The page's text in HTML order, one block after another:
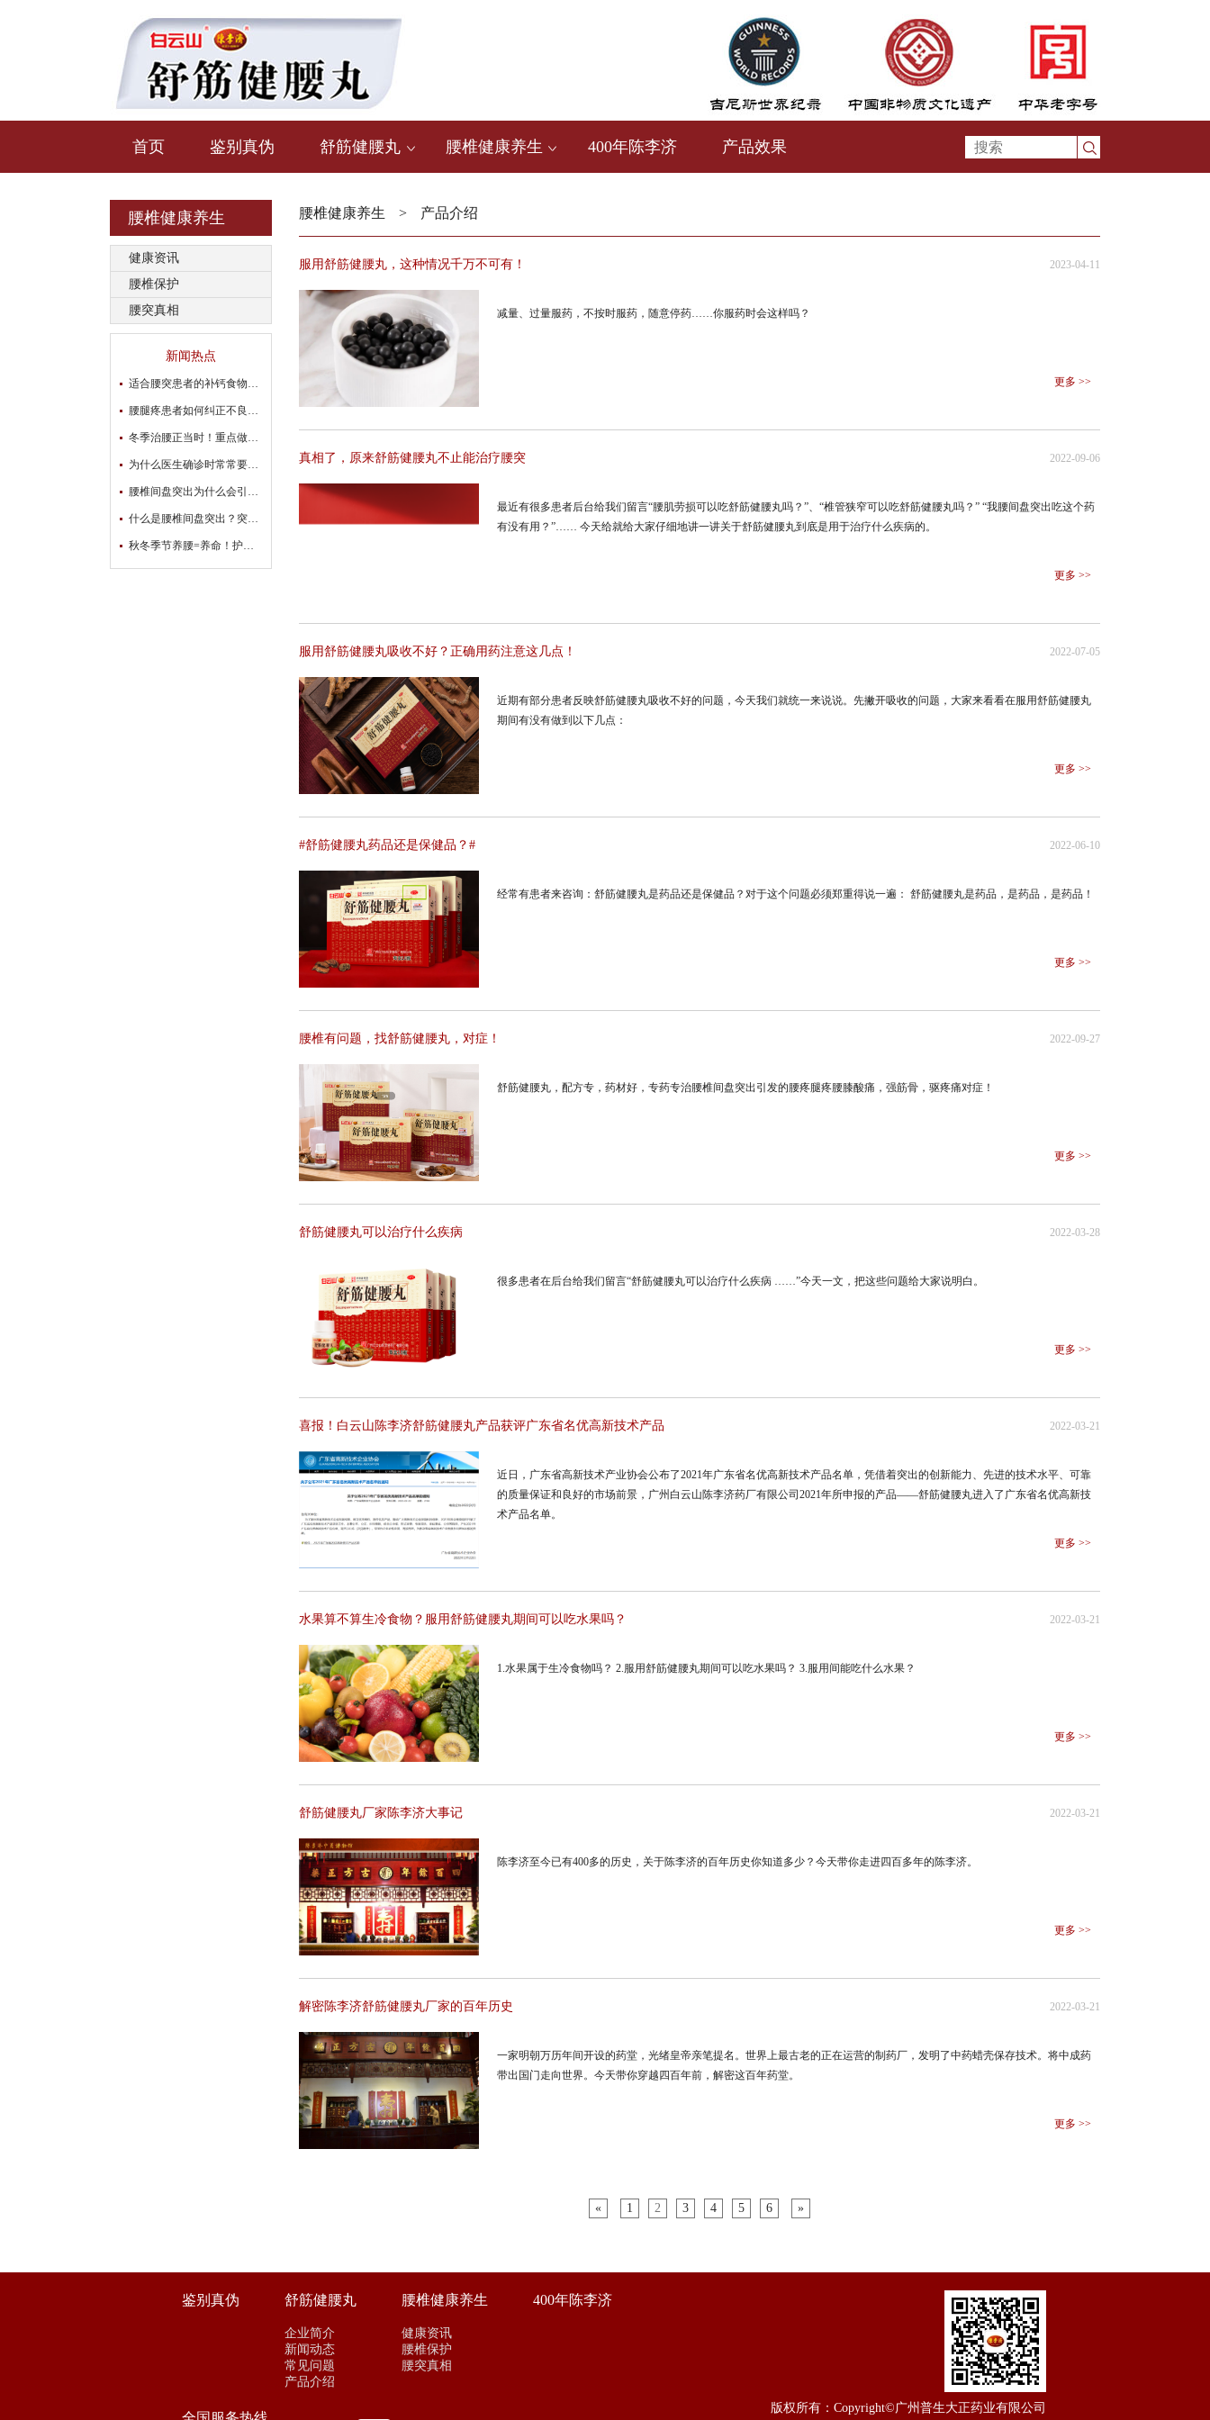
首页 鉴别真伪 舒筋健腰丸 腰椎健康养生 400年陈李济 产品效果
腰椎健康养生
健康资讯
腰椎保护
腰突真相
新闻热点
适合腰突患者的补钙食物推荐
腰腿疼患者如何纠正不良坐姿？
冬季治腰正当时！重点做好这两件事
为什么医生确诊时常常要让患者抬腿
腰椎间盘突出为什么会引起腿麻？
什么是腰椎间盘突出？突出的到底是什么？
秋冬季节养腰=养命！护腰秘籍请收好！
腰椎健康养生 > 产品介绍
服用舒筋健腰丸，这种情况千万不可有！ 2023-04-11
减量、过量服药，不按时服药，随意停药……你服药时会这样吗？
更多 >>
真相了，原来舒筋健腰丸不止能治疗腰突 2022-09-06
最近有很多患者后台给我们留言“腰肌劳损可以吃舒筋健腰丸吗？”、“椎管狭窄可以吃舒筋健腰丸吗？” “我腰间盘突出吃这个药
有没有用？”…… 今天给就给大家仔细地讲一讲关于舒筋健腰丸到底是用于治疗什么疾病的。
更多 >>
服用舒筋健腰丸吸收不好？正确用药注意这几点！ 2022-07-05
近期有部分患者反映舒筋健腰丸吸收不好的问题，今天我们就统一来说说。先撇开吸收的问题，大家来看看在服用舒筋健腰丸
期间有没有做到以下几点：
更多 >>
#舒筋健腰丸药品还是保健品？# 2022-06-10
经常有患者来咨询：舒筋健腰丸是药品还是保健品？对于这个问题必须郑重得说一遍： 舒筋健腰丸是药品，是药品，是药品！
更多 >>
腰椎有问题，找舒筋健腰丸，对症！ 2022-09-27
舒筋健腰丸，配方专，药材好，专药专治腰椎间盘突出引发的腰疼腿疼腰膝酸痛，强筋骨，驱疼痛对症！
更多 >>
舒筋健腰丸可以治疗什么疾病 2022-03-28
很多患者在后台给我们留言“舒筋健腰丸可以治疗什么疾病 ……”今天一文，把这些问题给大家说明白。
更多 >>
喜报！白云山陈李济舒筋健腰丸产品获评广东省名优高新技术产品 2022-03-21
近日，广东省高新技术产业协会公布了2021年广东省名优高新技术产品名单，凭借着突出的创新能力、先进的技术水平、可靠
的质量保证和良好的市场前景，广州白云山陈李济药厂有限公司2021年所申报的产品——舒筋健腰丸进入了广东省名优高新技
术产品名单。
更多 >>
水果算不算生冷食物？服用舒筋健腰丸期间可以吃水果吗？ 2022-03-21
1.水果属于生冷食物吗？ 2.服用舒筋健腰丸期间可以吃水果吗？ 3.服用间能吃什么水果？
更多 >>
舒筋健腰丸厂家陈李济大事记 2022-03-21
陈李济至今已有400多的历史，关于陈李济的百年历史你知道多少？今天带你走进四百多年的陈李济。
更多 >>
解密陈李济舒筋健腰丸厂家的百年历史 2022-03-21
一家明朝万历年间开设的药堂，光绪皇帝亲笔提名。世界上最古老的正在运营的制药厂，发明了中药蜡壳保存技术。将中成药
带出国门走向世界。今天带你穿越四百年前，解密这百年药堂。
更多 >>
« 1 2 3 4 5 6 »
鉴别真伪 舒筋健腰丸
企业简介
新闻动态
常见问题
产品介绍
腰椎健康养生
健康资讯
腰椎保护
腰突真相
400年陈李济
版权所有： Copyright©广州普生大正药业有限公司